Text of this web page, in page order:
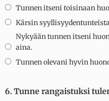
Tunnen itseni toisinaan
Kärsin
Nykyään tunnen itseni
aina.
Tunnen olevani hyvin
6. Tunne rangaistuksi